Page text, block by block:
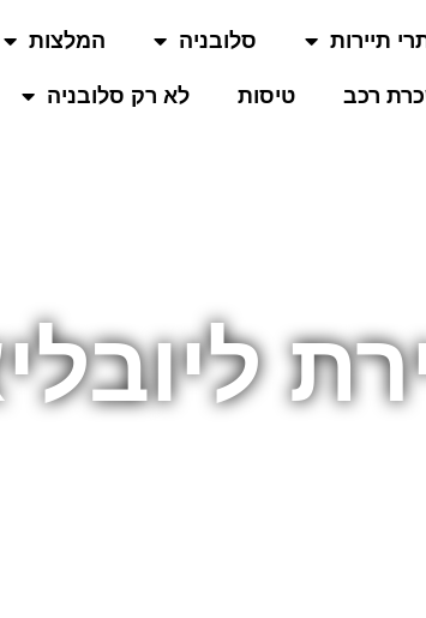
תיירות סלובניה המלצות
רכב טיסות לא רק סלובניה